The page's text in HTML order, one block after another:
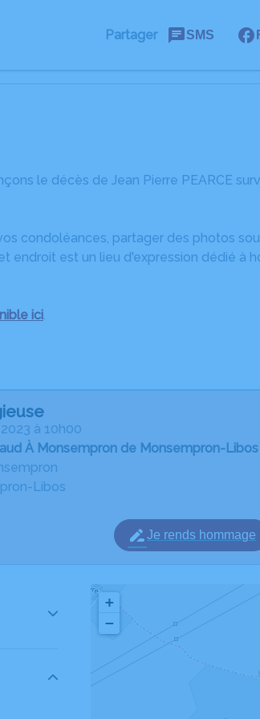
Partager SMS
le décès de Jean Pierre PEARCE
condoléances, partager des photos
endroit est un lieu d'expression dédié à
ici.
2023 à 10h00
À Monsempron de Monsempron-Libos
Libos
Je rends hommage
+
−